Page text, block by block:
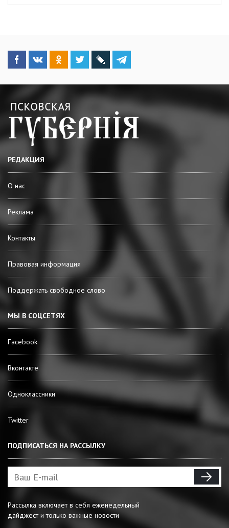
РЕДАКЦИЯ
О нас
Реклама
Контакты
Правовая информация
Поддержать свободное слово
МЫ В СОЦСЕТЯХ
Facebook
Вконтакте
Одноклассники
Twitter
ПОДПИСАТЬСЯ НА РАССЫЛКУ
Рассылка включает в себя еженедельный
дайджест и только важные новости